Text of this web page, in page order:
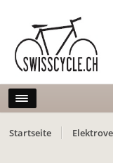
Startseite